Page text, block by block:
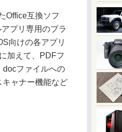
Office互換ソフ
プリ専用のプラ
向けの各アプリ
加えて、PDFフ
docファイルへの
ャナー機能など